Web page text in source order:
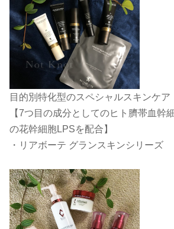
目的別特化型のスペシャルスキンケア
【7つ目の成分としてのヒト臍帯血幹
の花幹細胞LPSを配合】
・リアボーテ グランスキンシリーズ